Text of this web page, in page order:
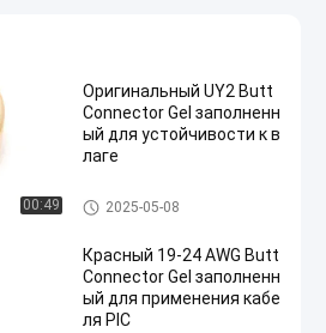
00:49
Оригинальный UY2 Butt
Connector Gel заполненн
ый для устойчивости к в
лаге
Соединители для проводов
встык
2025-05-08
Красный 19-24 AWG Butt
Connector Gel заполненн
ый для применения кабе
ля PIC